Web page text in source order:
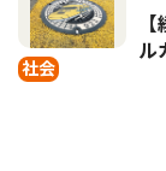
社会
ル